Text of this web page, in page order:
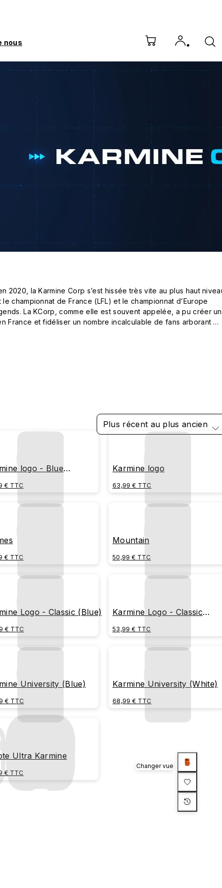
nous
2020, la Karmine Corp s’est hissée très vite au plus haut
championnat de France (LFL) et le championnat d’Europe
La KCorp, comme elle est souvent appelée, a pu créer un
France et fidéliser un nombre incalculable de fans arborant
Plus récent au plus ancien
logo - Blue
€ TTC
Karmine logo
63,99 € TTC
€ TTC
Mountain
50,99 € TTC
Logo - Classic (Blue)
€ TTC
Karmine Logo - Classic
53,99 € TTC
University (Blue)
€ TTC
Karmine University (White)
68,99 € TTC
Ultra Karmine
€ TTC
Changer vue